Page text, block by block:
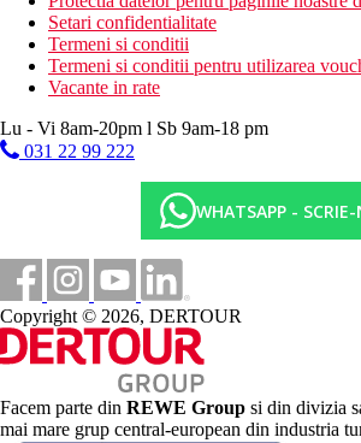
Categoria oficiala
4 stele
Nota
In Insulele Baleare, ti se va solicita o
categoria hotelului. Taxa nu este inclusa
trebuie platita de catre client direct la
Distanta de cel mai apropiat aeroport
300 m
Distanta pana la plaja
300 m
Centrul orasului
6 km
Setari confidentialitate
Termeni si conditii
Termeni si conditii pentru utilizarea
Vacante in rate
Lu - Vi 8am-20pm l Sb 9am-18 pm
031 22 99 222
WHATSAPP - SCRIE-
Copyright © 2026, DERTOUR
Facem parte din REWE Group si din divizia
mai mare grup central-european din industria